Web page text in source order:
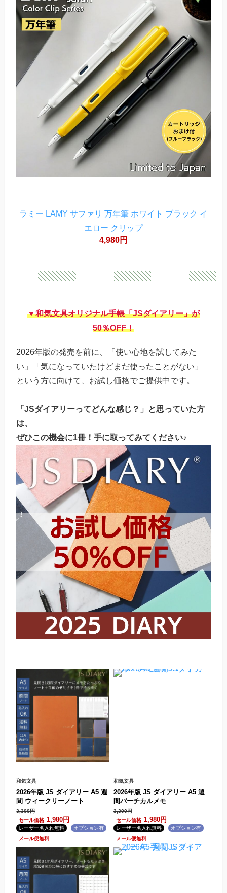
ラミー LAMY サファリ 万年筆 ホワイト ブラック イ
エロー クリップ
4,980円
▼和気文具オリジナル手帳「JSダイアリー」が
50％OFF！
2026年版の発売を前に、「使い心地を試してみた
い」「気になっていたけどまだ使ったことがない」
という方に向けて、お試し価格でご提供中です。
「JSダイアリーってどんな感じ？」と思っていた方
は、
ぜひこの機会に1冊！手に取ってみてください♪
和気文具
2026年版 JS ダイアリー A5 週
間 ウィークリーノート
3,300円
1,980円
.
和気文具
2026年版 JS ダイアリー A5 週
間バーチカルメモ
3,300円
1,980円